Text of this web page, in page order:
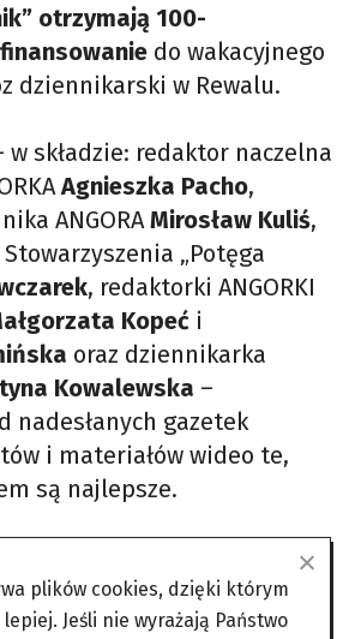
otrzymają 100-
do wakacyjnego
dziennikarski w Rewalu.
w składzie: redaktor naczelna
Agnieszka Pacho,
ANGORAMirosław Kuliś,
„Potęga
, redaktorki ANGORKI
Kopeć i
oraz dziennikarka
Kowalewska –
nadesłanych gazetek
i materiałów wideo te,
są najlepsze.
przyznano
50-procentowe
do pobytu na obozie
plików cookies, dzięki którym
lepiej. Jeśli nie wyrażają Państwo